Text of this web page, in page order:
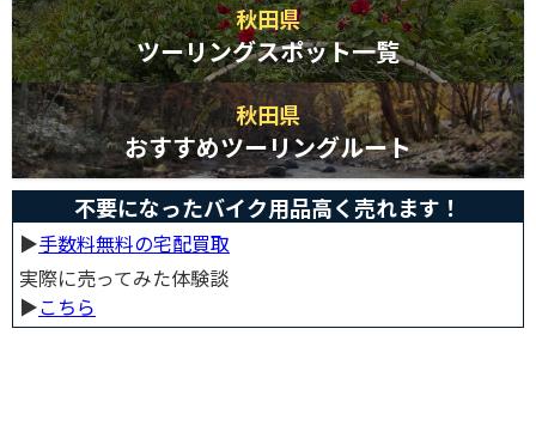
秋田県
ツーリングスポット一覧
秋田県
おすすめツーリングルート
不要になったバイク用品高く売れます！
▶︎手数料無料の宅配買取
実際に売ってみた体験談
▶︎こちら